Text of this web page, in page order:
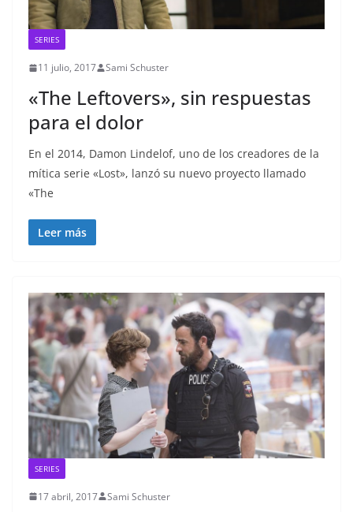
SERIES
11 julio, 2017 Sami Schuster
«The Leftovers», sin respuestas
para el dolor
En el 2014, Damon Lindelof, uno de los creadores de la
mítica serie «Lost», lanzó su nuevo proyecto llamado
«The
Leer más
SERIES
17 abril, 2017 Sami Schuster